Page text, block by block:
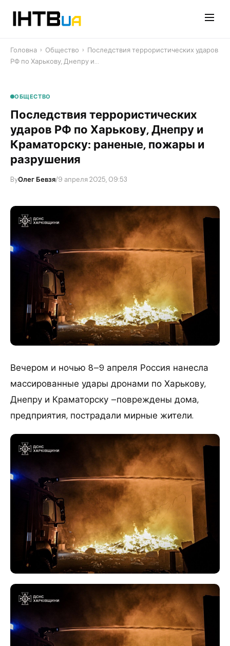
Головна › Общество › Последствия террористических ударов
РФ по Харькову, Днепру и…
ОБЩЕСТВО
Последствия террористических
ударов РФ по Харькову, Днепру и
Краматорску: раненые, пожары и
разрушения
ByОлег Бевзя/9 апреля 2025, 09:53
Вечером и ночью 8–9 апреля Россия нанесла
массированные удары дронами по Харькову,
Днепру и Краматорску –повреждены дома,
предприятия, пострадали мирные жители.